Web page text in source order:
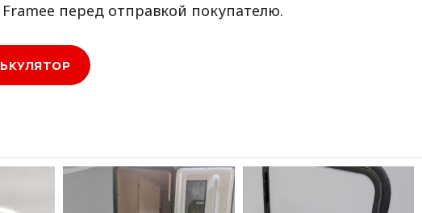
перед отправкой покупателю.